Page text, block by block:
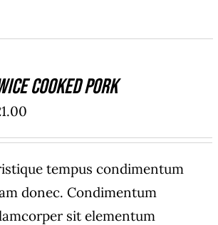
Cooked Pork
tempus condimentum
donec. Condimentum
sit elementum